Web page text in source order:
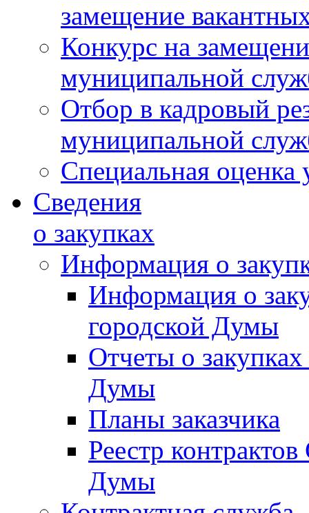
замещение
Конкурс на
муниципальной
Отбор в кадровый
муниципальной
Специальная оценка
Сведения
о закупках
Информация о
Информация о
городской Думы
Отчеты о
Думы
Планы заказчика
Реестр
Думы